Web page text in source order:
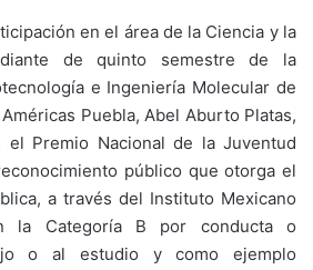
en el área de la Ciencia y la
de quinto semestre de la
e Ingeniería Molecular de
Puebla, Abel Aburto Platas,
el Premio Nacional de la Juventud
público que otorga el
a través del Instituto Mexicano
la Categoría B por conducta o
o al estudio y como ejemplo